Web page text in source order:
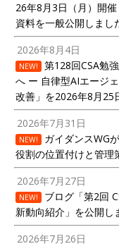
26年8月3日（月）開催
資料を一般公開しまし
2026年8月4日
NEW!
第128回CSA勉
へ ー 自律型AIエージ
改善」を2026年8月25
2026年7月31日
NEW!
ガイダンスWG
役割の位置付けと管理
2026年7月27日
NEW!
ブログ「第2回
新動向紹介」を公開し
2026年7月26日